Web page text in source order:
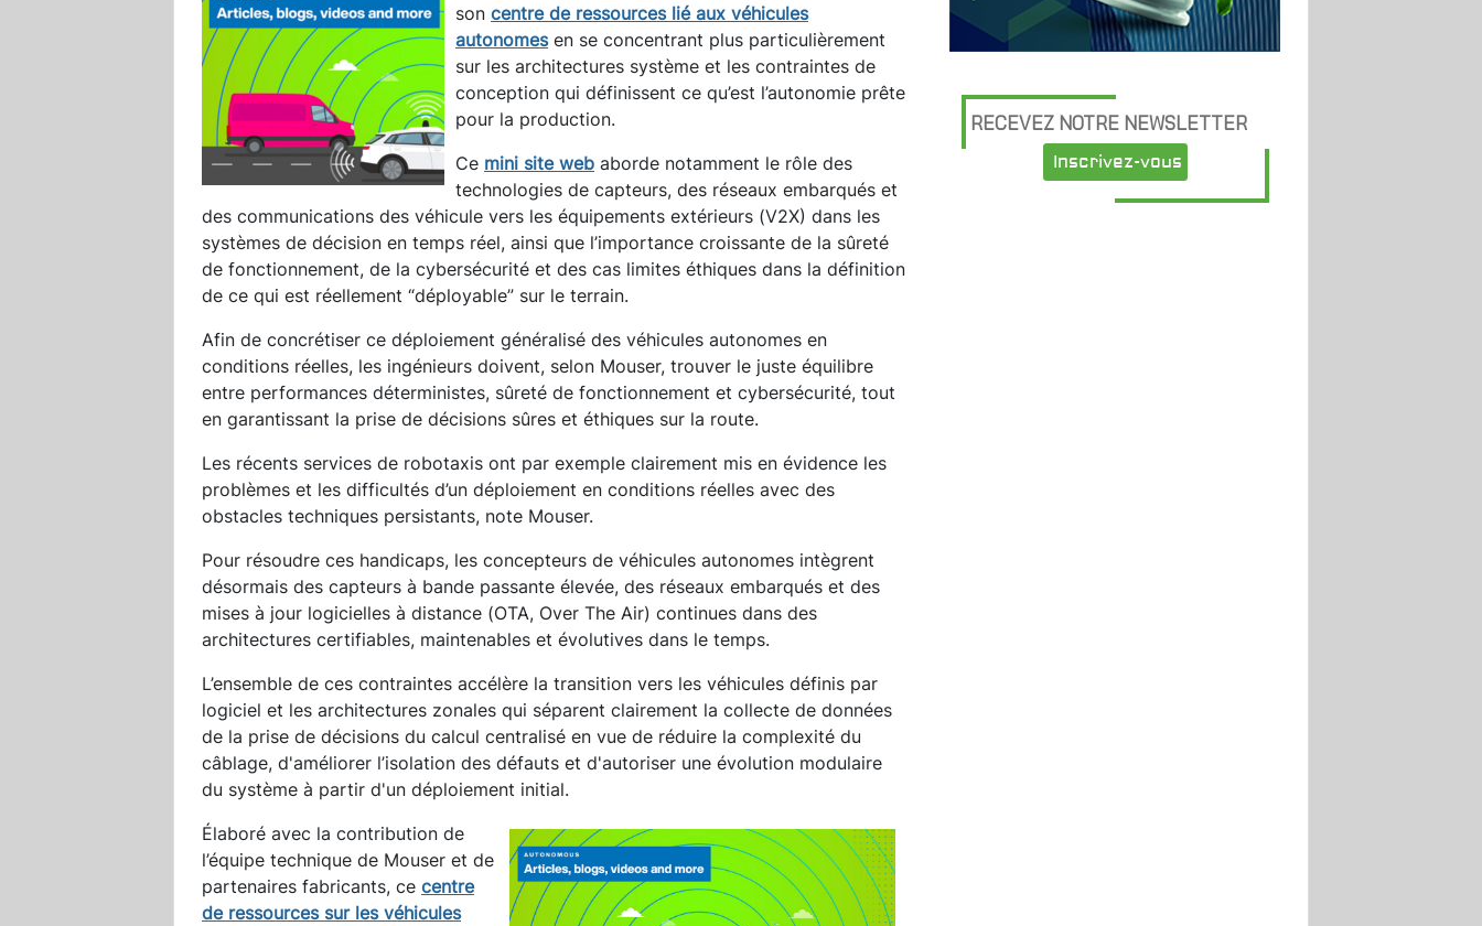
son centre de ressources lié aux véhicules
autonomesen se concentrant plus particulièrement
sur les architectures système et les contraintes de
conception qui définissent ce qu’est l’autonomie prête
pour la production.
Ce mini site web aborde notamment le rôle des
technologies de capteurs, des réseaux embarqués et
des communications des véhicule vers les équipements extérieurs (V2X) dans les
systèmes de décision en temps réel, ainsi que l’importance croissante de la sûreté
de fonctionnement, de la cybersécurité et des cas limites éthiques dans la définition
de ce qui est réellement “déployable” sur le terrain.
Afin de concrétiser ce déploiement généralisé des véhicules autonomes en
conditions réelles, les ingénieurs doivent, selon Mouser, trouver le juste équilibre
entre performances déterministes, sûreté de fonctionnement et cybersécurité, tout
en garantissant la prise de décisions sûres et éthiques sur la route.
Les récents services de robotaxis ont par exemple clairement mis en évidence les
problèmes et les difficultés d’un déploiement en conditions réelles avec des
obstacles techniques persistants, note Mouser.
Pour résoudre ces handicaps, les concepteurs de véhicules autonomes intègrent
désormais des capteurs à bande passante élevée, des réseaux embarqués et des
mises à jour logicielles à distance (OTA, Over The Air) continues dans des
architectures certifiables, maintenables et évolutives dans le temps.
L’ensemble de ces contraintes accélère la transition vers les véhicules définis par
logiciel et les architectures zonales qui séparent clairement la collecte de données
de la prise de décisions du calcul centralisé en vue de réduire la complexité du
câblage, d'améliorer l’isolation des défauts et d'autoriser une évolution modulaire
du système à partir d'un déploiement initial.
Élaboré avec la contribution de
l’équipe technique de Mouser et de
partenaires fabricants, ce centre
de ressources sur les véhicules
RECEVEZ NOTRE NEWSLETTER
Inscrivez-vous